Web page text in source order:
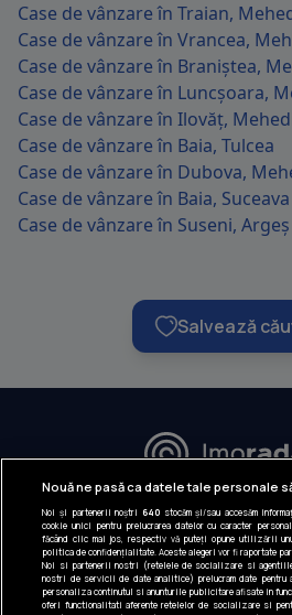
Case de vânzare în Traian,
Case de vânzare în Vrancea,
Case de vânzare în Braniștea,
Case de vânzare în Luncșoara,
Case de vânzare în Ilovăț,
Case de vânzare în Baia, Tulcea
Case de vânzare în Dubova,
Case de vânzare în Baia, Suceava
Case de vânzare în Suseni, Argeș
Salvează
URMĂREȘTE-
INFORMAȚII
Despre noi
Gestionați
Nouă ne pasă ca datele tale personale
Noi și partenerii noștri 640stocăm și/sau accesăm
cookie unici pentru prelucrarea datelor cu caracter
făcând clic mai jos, respectiv vă puteți opune utilizării
politica de confidențialitate. Aceste alegeri vor fi raportate
Noi si partenerii nostri (retelele de socializare si
nostri de servicii de date analitice) prelucram date pentru
personaliza continutul si anunturile publicitare afisate in
oferi functionalitati aferente retelelor de socializare si